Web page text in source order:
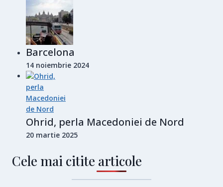
Barcelona
14 noiembrie 2024
Ohrid, perla Macedoniei de Nord
20 martie 2025
Cele mai citite articole